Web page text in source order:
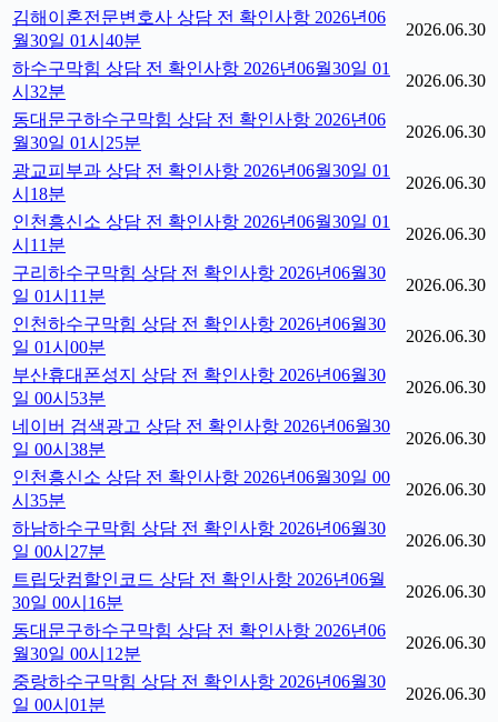
김해이혼전문변호사 상담 전 확인사항 2026년06
월30일 01시40분
2026.06.30
하수구막힘 상담 전 확인사항 2026년06월30일 01
시32분
2026.06.30
동대문구하수구막힘 상담 전 확인사항 2026년06
월30일 01시25분
2026.06.30
광교피부과 상담 전 확인사항 2026년06월30일 01
시18분
2026.06.30
인천흥신소 상담 전 확인사항 2026년06월30일 01
시11분
2026.06.30
구리하수구막힘 상담 전 확인사항 2026년06월30
일 01시11분
2026.06.30
인천하수구막힘 상담 전 확인사항 2026년06월30
일 01시00분
2026.06.30
부산휴대폰성지 상담 전 확인사항 2026년06월30
일 00시53분
2026.06.30
네이버 검색광고 상담 전 확인사항 2026년06월30
일 00시38분
2026.06.30
인천흥신소 상담 전 확인사항 2026년06월30일 00
시35분
2026.06.30
하남하수구막힘 상담 전 확인사항 2026년06월30
일 00시27분
2026.06.30
트립닷컴할인코드 상담 전 확인사항 2026년06월
30일 00시16분
2026.06.30
동대문구하수구막힘 상담 전 확인사항 2026년06
월30일 00시12분
2026.06.30
중랑하수구막힘 상담 전 확인사항 2026년06월30
일 00시01분
2026.06.30